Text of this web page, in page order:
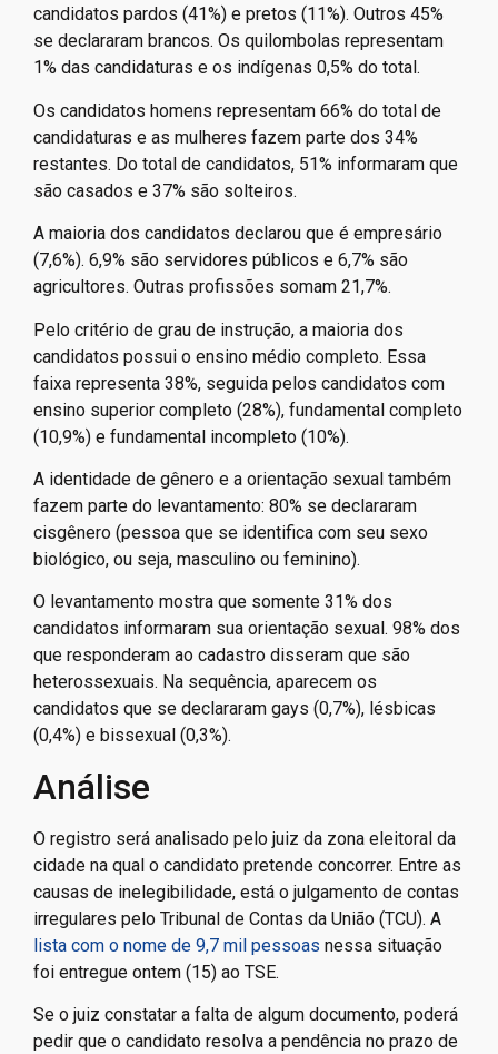
candidatos pardos (41%) e pretos (11%). Outros 45%
se declararam brancos. Os quilombolas representam
1% das candidaturas e os indígenas 0,5% do total.
Os candidatos homens representam 66% do total de
candidaturas e as mulheres fazem parte dos 34%
restantes. Do total de candidatos, 51% informaram que
são casados e 37% são solteiros.
A maioria dos candidatos declarou que é empresário
(7,6%). 6,9% são servidores públicos e 6,7% são
agricultores. Outras profissões somam 21,7%.
Pelo critério de grau de instrução, a maioria dos
candidatos possui o ensino médio completo. Essa
faixa representa 38%, seguida pelos candidatos com
ensino superior completo (28%), fundamental completo
(10,9%) e fundamental incompleto (10%).
A identidade de gênero e a orientação sexual também
fazem parte do levantamento: 80% se declararam
cisgênero (pessoa que se identifica com seu sexo
biológico, ou seja, masculino ou feminino).
O levantamento mostra que somente 31% dos
candidatos informaram sua orientação sexual. 98% dos
que responderam ao cadastro disseram que são
heterossexuais. Na sequência, aparecem os
candidatos que se declararam gays (0,7%), lésbicas
(0,4%) e bissexual (0,3%).
Análise
O registro será analisado pelo juiz da zona eleitoral da
cidade na qual o candidato pretende concorrer. Entre as
causas de inelegibilidade, está o julgamento de contas
irregulares pelo Tribunal de Contas da União (TCU). A
lista com o nome de 9,7 mil pessoas nessa situação
foi entregue ontem (15) ao TSE.
Se o juiz constatar a falta de algum documento, poderá
pedir que o candidato resolva a pendência no prazo de